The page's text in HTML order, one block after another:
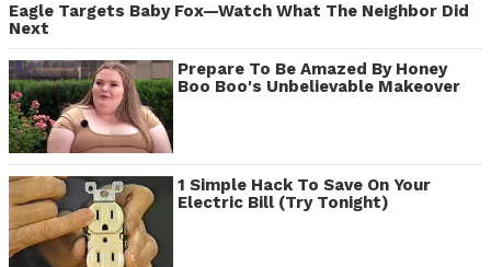
Eagle Targets Baby Fox—Watch What The Neighbor Did
Next
Prepare To Be Amazed By Honey
Boo Boo's Unbelievable Makeover
1 Simple Hack To Save On Your
Electric Bill (Try Tonight)